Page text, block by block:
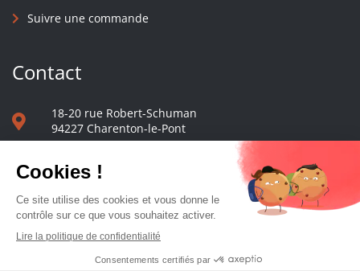
Suivre une commande
Contact
18-20 rue Robert-Schuman
94227 Charenton-le-Pont